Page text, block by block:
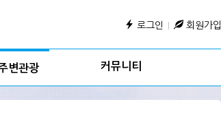
로그인 회원가입
변관광 커뮤니티